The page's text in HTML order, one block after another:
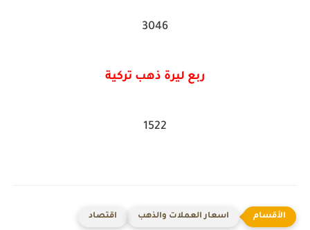
3046
ربع ليرة ذهب تركية
1522
اسعار العملات والذهب اقتصاد